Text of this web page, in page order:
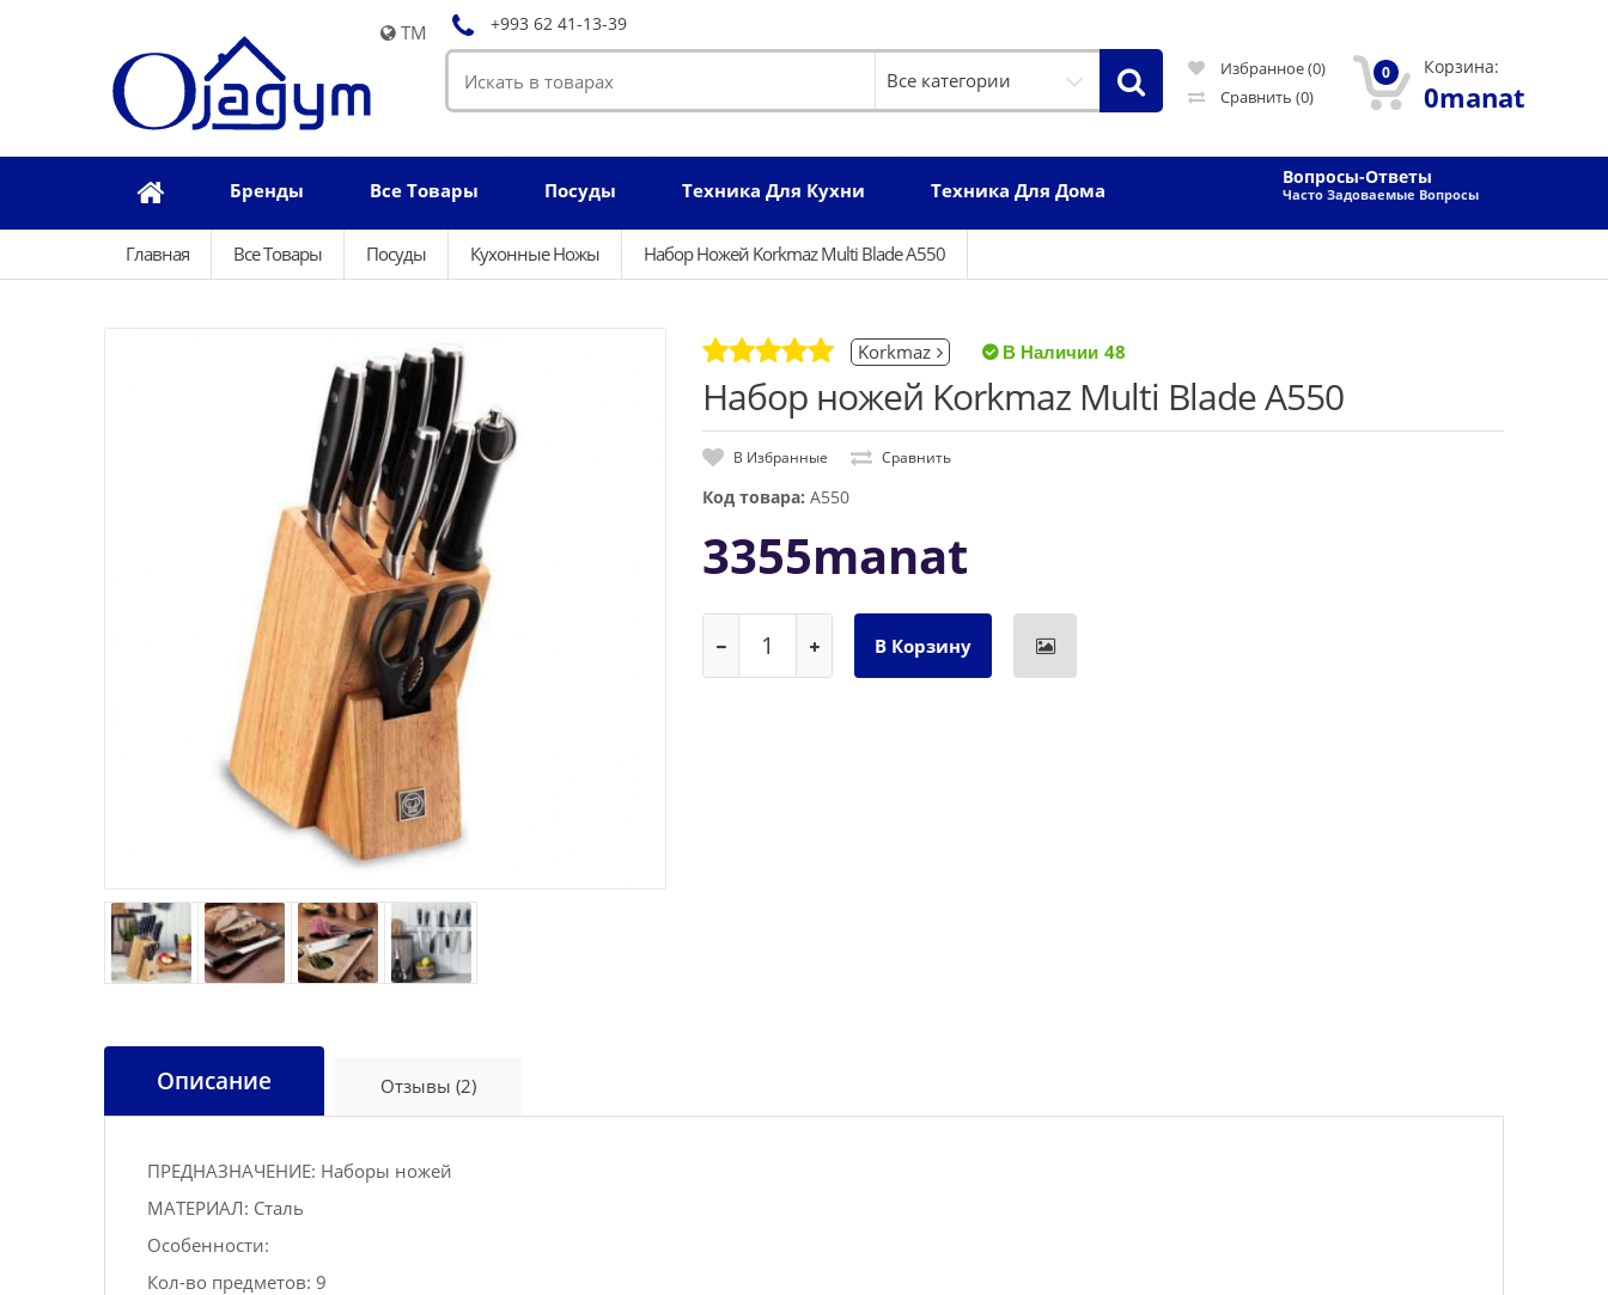
TM +993 62 41-13-39
Избранное (0)
Сравнить (0)
0 Корзина:
0manat
Бренды Все Товары Посуды Техника Для Кухни Техника Для Дома
Вопросы-Ответы
Часто Задоваемые Вопросы
Главная Все Товары Посуды Кухонные Ножы Набор Ножей Korkmaz Multi Blade A550
Korkmaz 48
Набор ножей Korkmaz Multi Blade A550
В Избранные Сравнить
Код товара: A550
3355manat
Описание Отзывы (2)
ПРЕДНАЗНАЧЕНИЕ: Наборы ножей
МАТЕРИАЛ: Сталь
Особенности:
Кол-во предметов: 9